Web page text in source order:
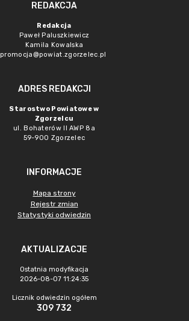
REDAKCJA
Redakcja
Paweł Paluszkiewicz
Kamila Kowalska
promocja@powiat.zgorzelec.pl
ADRES REDAKCJI
Starostwo Powiatowe w
Zgorzelcu
ul. Bohaterów II AWP 8a
59-900 Zgorzelec
INFORMACJE
Mapa strony
Rejestr zmian
Statystyki odwiedzin
AKTUALIZACJE
Ostatnia modyfikacja
2026-08-07 11:24:35
Licznik odwiedzin ogółem
309 732